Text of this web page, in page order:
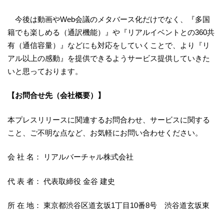
今後は動画やWeb会議のメタバース化だけでなく、『多国
籍でも楽しめる（通訳機能）』や『リアルイベントとの360共
有（通信容量）』などにも対応をしていくことで、より『リ
アル以上の感動』を提供できるようサービス提供していきた
いと思っております。
【お問合せ先（会社概要）】
本プレスリリースに関連するお問合わせ、サービスに関する
こと、ご不明な点など、お気軽にお問い合わせください。
会 社 名： リアルバーチャル株式会社
代 表 者： 代表取締役 金谷 建史
所 在 地： 東京都渋谷区道玄坂1丁目10番8号 渋谷道玄坂東